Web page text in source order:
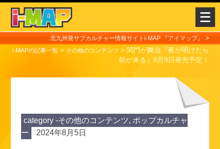
メ
ニ
ュ
ー
を
北九州発サブカルチャー情報サイトi-MAP 『アイマップ』 >
i-MAPの記事一覧> その他のコンテンツ > 関門が舞台『夜が明けたら
朝が来る』8月9日発売予定！
category -その他のコンテンツ, ポップカルチャ
ー
2024年8月5日